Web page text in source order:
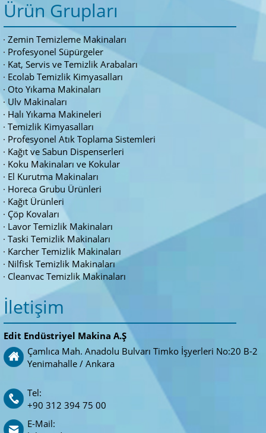
Ürün Grupları
Zemin Temizleme Makinaları
Profesyonel Süpürgeler
Kat, Servis ve Temizlik Arabaları
Ecolab Temizlik Kimyasalları
Oto Yıkama Makinaları
Ulv Makinaları
Halı Yıkama Makineleri
Temizlik Kimyasalları
Profesyonel Atık Toplama Sistemleri
Kağıt ve Sabun Dispenserleri
Koku Makinaları ve Kokular
El Kurutma Makinaları
Horeca Grubu Ürünleri
Kağıt Ürünleri
Çöp Kovaları
Lavor Temizlik Makinaları
Taski Temizlik Makinaları
Karcher Temizlik Makinaları
Nilfisk Temizlik Makinaları
Cleanvac Temizlik Makinaları
İletişim
Edit Endüstriyel Makina A.Ş
Çamlıca Mah. Anadolu Bulvarı Timko İşyerleri No:20 B-2
Yenimahalle / Ankara
Tel:
+90 312 394 75 00
E-Mail: